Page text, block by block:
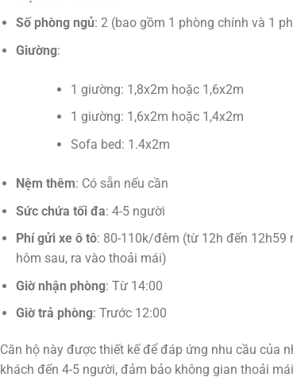
Số phòng ngủ: 2 (bao gồm 1 phòng chính và 1
Giường:
1 giường: 1,8x2m hoặc 1,6x2m
1 giường: 1,6x2m hoặc 1,4x2m
Sofa bed: 1.4x2m
Nệm thêm: Có sẵn nếu cần
Sức chứa tối đa: 4-5 người
Phí gửi xe ô tô: 80-110k/đêm (từ 12h đến 12h59
hôm sau, ra vào thoải mái)
Giờ nhận phòng: Từ 14:00
Giờ trả phòng: Trước 12:00
Căn hộ này được thiết kế để đáp ứng nhu cầu của
khách đến 4-5 người, đảm bảo không gian thoải